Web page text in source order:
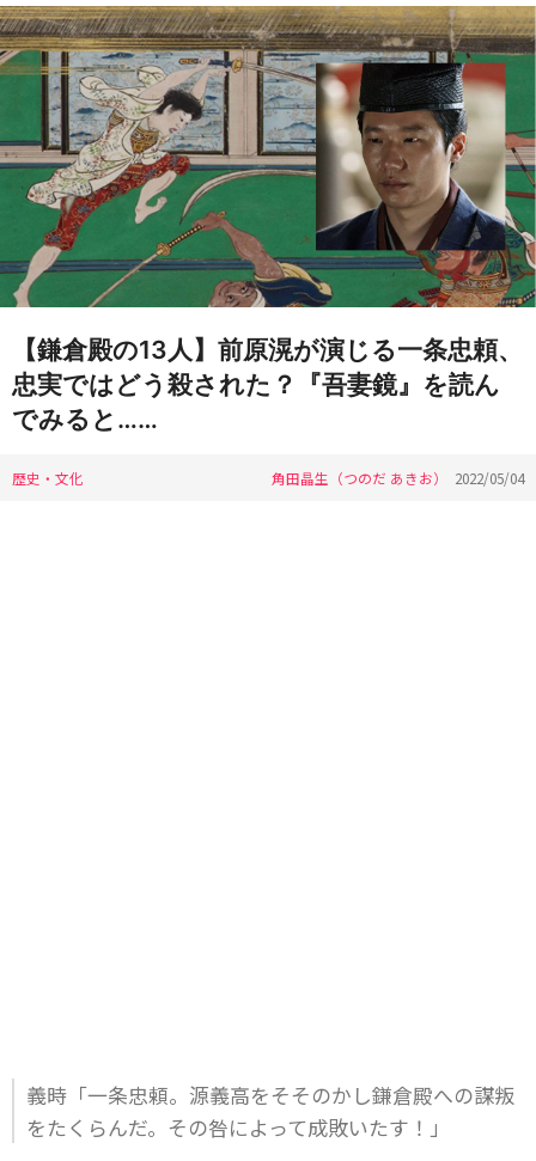
【鎌倉殿の13人】前原滉が演じる一条忠頼、
忠実ではどう殺された？『吾妻鏡』を読ん
でみると……
歴史・文化 角田晶生（つのだ あきお） 2022/05/04
義時「一条忠頼。源義高をそそのかし鎌倉殿への謀叛
をたくらんだ。その咎によって成敗いたす！」